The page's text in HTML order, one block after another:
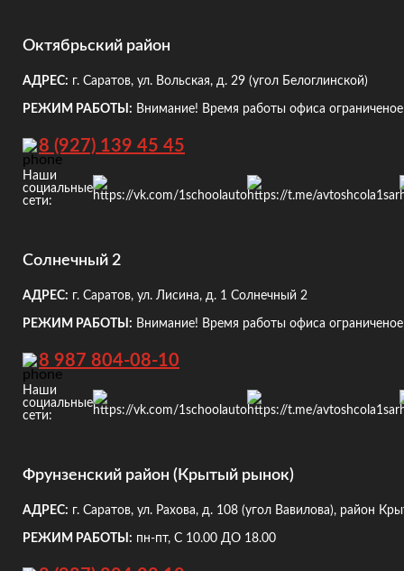
Октябрьский район
АДРЕС: г. Саратов, ул. Вольская, д. 29 (угол Белоглинской)
РЕЖИМ РАБОТЫ: Внимание! Время работы офиса
8 (927) 139 45 45
Наши
социальные
сети:
Солнечный 2
АДРЕС: г. Саратов, ул. Лисина, д. 1 Солнечный 2
РЕЖИМ РАБОТЫ: Внимание! Время работы офиса
8 987 804-08-10
Наши
социальные
сети:
Фрунзенский район (Крытый рынок)
АДРЕС: г. Саратов, ул. Рахова, д. 108 (угол Вавилова), район
РЕЖИМ РАБОТЫ: пн-пт, С 10.00 ДО 18.00